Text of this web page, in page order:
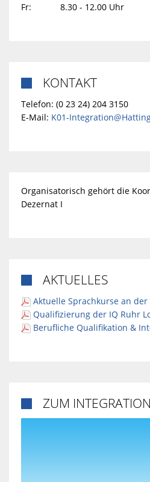
Fr: 8.30 - 12.00 Uhr
 KONTAKT
Telefon: (0 23 24) 204 3150
E-Mail: K01-
Organisatorisch gehört die
Dezernat I
 AKTUELLES
Aktuelle Sprachkurse an
Qualifizierung der IQ Ruhr
Berufliche Qualifikation &
 ZUM